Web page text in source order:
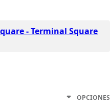
- Terminal Square
OPCIONES